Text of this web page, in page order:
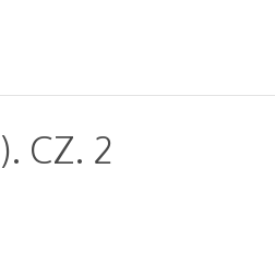
CZ. 2